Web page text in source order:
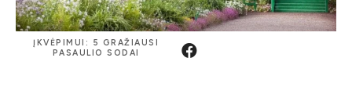
ĮKVĖPIMUI: 5 GRAŽIAUSI
PASAULIO SODAI